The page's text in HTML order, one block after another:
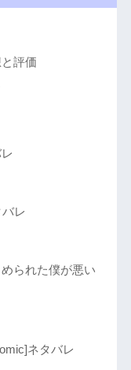
評価
レ
られた僕が悪い
ネタバレ